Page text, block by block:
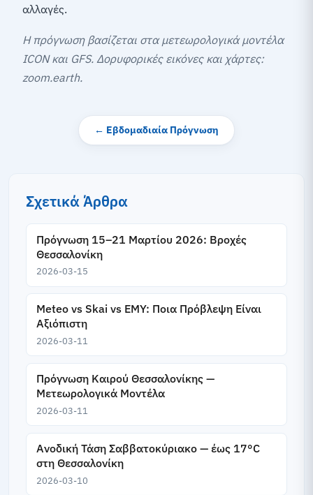
αλλαγές.
Η πρόγνωση βασίζεται στα μετεωρολογικά μοντέλα
ICON και GFS. Δορυφορικές εικόνες και χάρτες:
zoom.earth.
← Εβδομαδιαία Πρόγνωση
Σχετικά Άρθρα
Πρόγνωση 15–21 Μαρτίου 2026: Βροχές
Θεσσαλονίκη
2026-03-15
Meteo vs Skai vs EMY: Ποια Πρόβλεψη Είναι
Αξιόπιστη
2026-03-11
Πρόγνωση Καιρού Θεσσαλονίκης —
Μετεωρολογικά Μοντέλα
2026-03-11
Ανοδική Τάση Σαββατοκύριακο — έως 17°C
στη Θεσσαλονίκη
2026-03-10